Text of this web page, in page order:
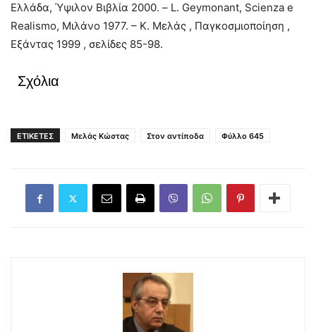
Ελλάδα, Ύψιλον Βιβλία 2000. – L. Geymonant, Scienza e
Realismo, Μιλάνο 1977. – Κ. Μελάς , Παγκοσμιοποίηση ,
Εξάντας 1999 , σελίδες 85-98.
Σχόλια
ΕΤΙΚΕΤΕΣ Μελάς Κώστας Στον αντίποδα Φύλλο 645